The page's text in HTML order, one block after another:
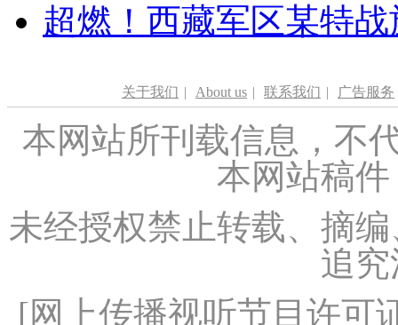
超燃！西藏军区某特
关于我们 | About us | 联系我们 | 广告服务
本网站所刊载信息，不
本网站稿
未经授权禁止转载、摘
追
[网上传播视听节目许可